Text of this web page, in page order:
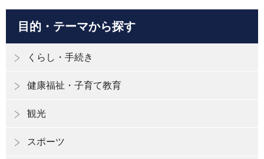
目的・テーマから探す
くらし・手続き
健康福祉・子育て教育
観光
スポーツ